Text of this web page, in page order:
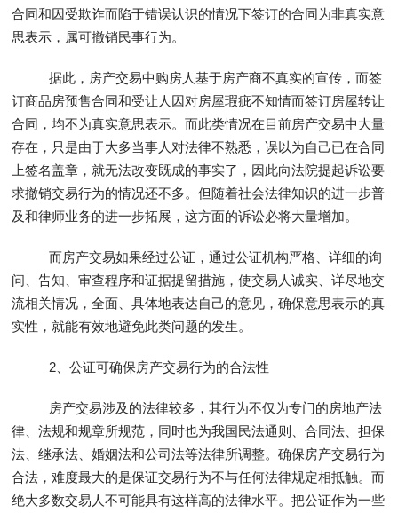
合同和因受欺诈而陷于错误认识的情况下签订的合同为非真实意
思表示，属可撤销民事行为。
据此，房产交易中购房人基于房产商不真实的宣传，而签
订商品房预售合同和受让人因对房屋瑕疵不知情而签订房屋转让
合同，均不为真实意思表示。而此类情况在目前房产交易中大量
存在，只是由于大多当事人对法律不熟悉，误以为自己已在合同
上签名盖章，就无法改变既成的事实了，因此向法院提起诉讼要
求撤销交易行为的情况还不多。但随着社会法律知识的进一步普
及和律师业务的进一步拓展，这方面的诉讼必将大量增加。
而房产交易如果经过公证，通过公证机构严格、详细的询
问、告知、审查程序和证据提留措施，使交易人诚实、详尽地交
流相关情况，全面、具体地表达自己的意见，确保意思表示的真
实性，就能有效地避免此类问题的发生。
2、公证可确保房产交易行为的合法性
房产交易涉及的法律较多，其行为不仅为专门的房地产法
律、法规和规章所规范，同时也为我国民法通则、合同法、担保
法、继承法、婚姻法和公司法等法律所调整。确保房产交易行为
合法，难度最大的是保证交易行为不与任何法律规定相抵触。而
绝大多数交易人不可能具有这样高的法律水平。把公证作为一些